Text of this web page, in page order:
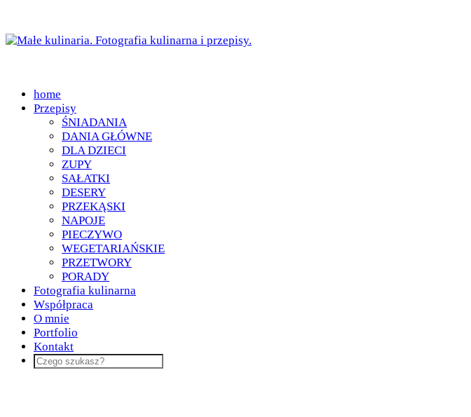
home
Przepisy
ŚNIADANIA
DANIA GŁÓWNE
DLA DZIECI
ZUPY
SAŁATKI
DESERY
PRZEKĄSKI
NAPOJE
PIECZYWO
WEGETARIAŃSKIE
PRZETWORY
PORADY
Fotografia kulinarna
Współpraca
O mnie
Portfolio
Kontakt